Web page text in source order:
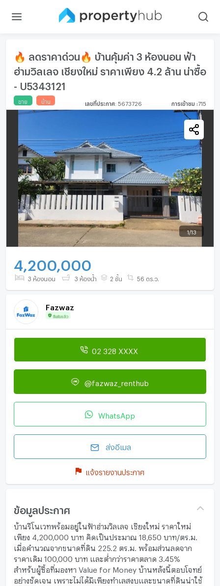
🔥 ลดราคาด่วน🔥 บ้านคุ้มค่า 3 ห้องนอน ฟ้า
ฮ่ามวิลเลจ เชียงใหม่ ราคาเพียง 4.2 ล้าน น่าซื้อ
- U5343121
ขาย บ้าน เลขที่ประกาศ: 5673726 การเข้าชม :715
1/13
4,200,000
3 ห้องนอน 3 ห้องน้ำ 2 ชั้น 56 ตร.ว.
Fazwaz
ยืนยันแล้ว
02 328 XXXX
@fazwaz_renthub
WhatsApp
ส่งอีเมล
แจ้งรายงานประกาศ
ข้อมูลประกาศ
บ้านรีโนเวทพร้อมอยู่ในฟ้าฮ่ามวิลเลจ เชียงใหม่ ราคาใหม่
เพียง 4,200,000 บาท คิดเป็นประมาณ 18,650 บาท/ตร.ม.
เมื่อคำนวณจากขนาดที่ดิน 225.2 ตร.ม. พร้อมส่วนลดจาก
ราคาเดิม 100,000 บาท และต่ำกว่าราคาตลาด 3.45%
สำหรับผู้ซื้อที่มองหา Value for Money บ้านหลังนี้ตอบโจทย์
อย่างชัดเจน เพราะไม่ได้มีเพียงทำเลสงบและขนาดที่ดินน่าใช้